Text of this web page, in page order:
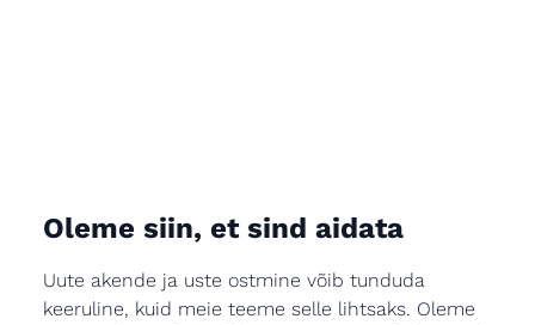
Oleme siin, et sind aidata
Uute akende ja uste ostmine võib tunduda
keeruline, kuid meie teeme selle lihtsaks. Oleme